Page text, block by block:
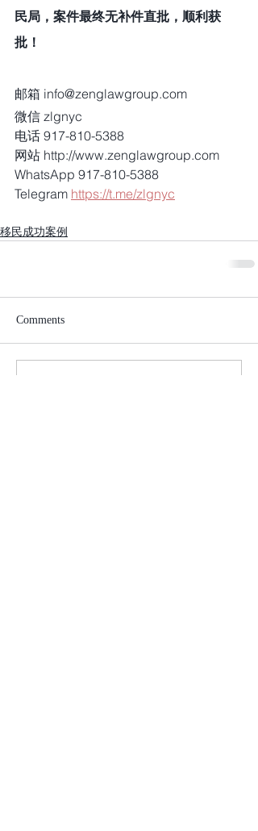
民局，案件最终无补件直批，顺利获
批！
邮箱 info@zenglawgroup.com
微信 zlgnyc
电话 917-810-5388
网站 http://www.zenglawgroup.com
WhatsApp 917-810-5388
Telegram https://t.me/zlgnyc
移民成功案例
Comments